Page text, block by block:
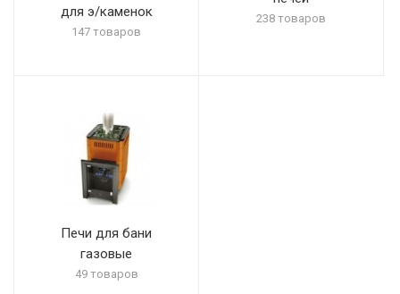
для э/каменок
147 товаров
238 товаров
Печи для бани
газовые
49 товаров